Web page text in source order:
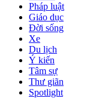
Pháp luật
Giáo dục
Đời sống
Xe
Du lịch
Ý kiến
Tâm sự
Thư giãn
Spotlight